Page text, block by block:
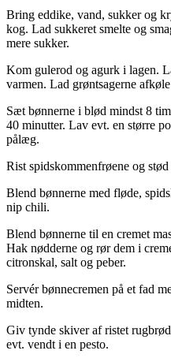
Bring eddike, vand, sukker og
kog. Lad sukkeret smelte og
mere sukker.
Kom gulerod og agurk i lagen.
varmen. Lad grøntsagerne
Sæt bønnerne i blød mindst 8
40 minutter. Lav evt. en større
pålæg.
Rist spidskommenfrøene og
Blend bønnerne med fløde,
nip chili.
Blend bønnerne til en cremet
Hak nødderne og rør dem i
citronskal, salt og peber.
Servér bønnecremen på et fad
midten.
Giv tynde skiver af ristet
evt. vendt i en pesto.